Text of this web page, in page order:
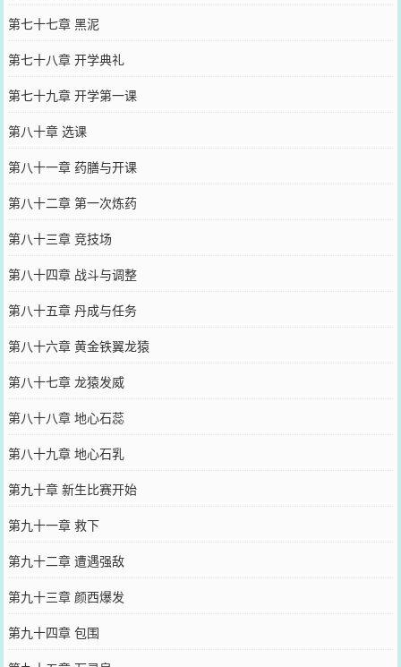
第七十七章 黑泥
第七十八章 开学典礼
第七十九章 开学第一课
第八十章 选课
第八十一章 药膳与开课
第八十二章 第一次炼药
第八十三章 竞技场
第八十四章 战斗与调整
第八十五章 丹成与任务
第八十六章 黄金铁翼龙猿
第八十七章 龙猿发威
第八十八章 地心石蕊
第八十九章 地心石乳
第九十章 新生比赛开始
第九十一章 救下
第九十二章 遭遇强敌
第九十三章 颜西爆发
第九十四章 包围